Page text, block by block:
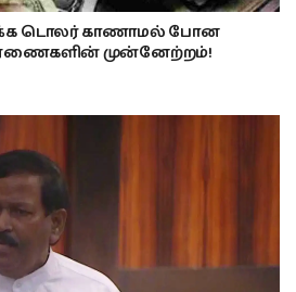
டொலர் காணாமல் போன
முன்னேற்றம்!